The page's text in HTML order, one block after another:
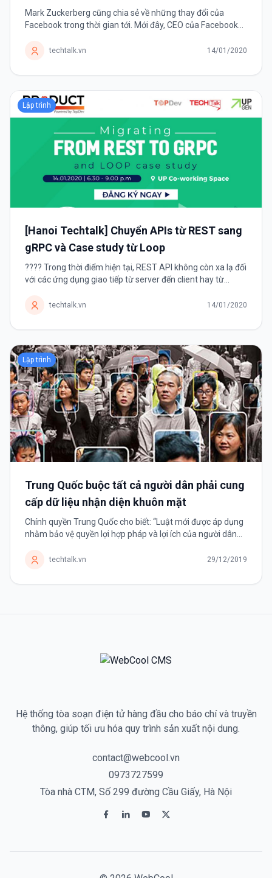
Mark Zuckerberg cũng chia sẻ về những thay đổi của
Facebook trong thời gian tới. Mới đây, CEO của Facebook
cho bản thân mình nữa. Thay...
techtalk.vn 14/01/2020
Lập trình
[Hanoi Techtalk] Chuyển APIs từ REST sang
gRPC và Case study từ Loop
???? Trong thời điểm hiện tại, REST API không còn xa lạ đối
với các ứng dụng giao tiếp từ server đến client hay từ
phương thức tạo API với...
techtalk.vn 14/01/2020
Lập trình
Trung Quốc buộc tất cả người dân phải cung
cấp dữ liệu nhận diện khuôn mặt
Chính quyền Trung Quốc cho biết: “Luật mới được áp dụng
nhằm bảo vệ quyền lợi hợp pháp và lợi ích của người dân
Quốc...techtalk.vn 29/12/2019
Hệ thống tòa soạn điện tử hàng đầu cho báo chí và truyền
thông, giúp tối ưu hóa quy trình sản xuất nội dung.
contact@webcool.vn
0973727599
Tòa nhà CTM, Số 299 đường Cầu Giấy, Hà Nội